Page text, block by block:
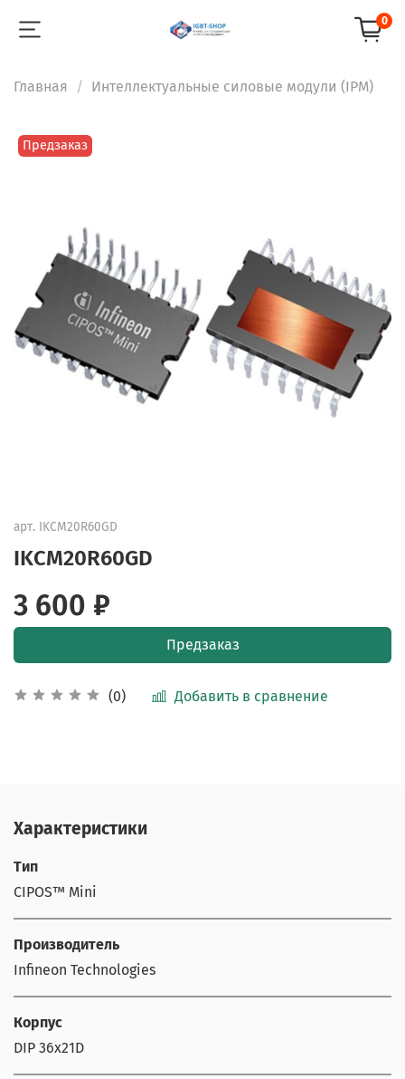
0
Главная Интеллектуальные силовые модули (IPM)
Предзаказ
арт. IKCM20R60GD
IKCM20R60GD
(0) Добавить в сравнение
3 600 ₽
Предзаказ
Характеристики
Тип
CIPOS™ Mini
Производитель
Infineon Technologies
Корпус
DIP 36x21D